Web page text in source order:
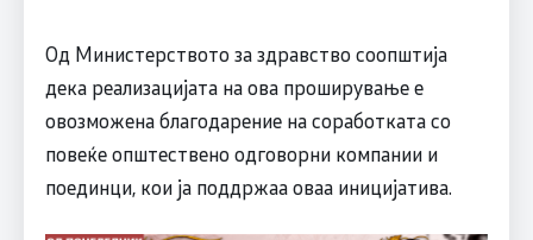
Од Министерството за здравство соопштија
дека реализацијата на ова проширување е
овозможена благодарение на соработката со
повеќе општествено одговорни компании и
поединци, кои ја поддржаа оваа иницијатива.